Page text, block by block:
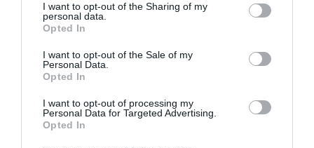
I want to opt-out of the Sharing of my
personal data.
Opted In
I want to opt-out of the Sale of my
Personal Data.
Opted In
I want to opt-out of processing my
Personal Data for Targeted Advertising.
Opted In
Ακολουθήστε τοRunnermagazine σεInstagram,
Facebookκαι